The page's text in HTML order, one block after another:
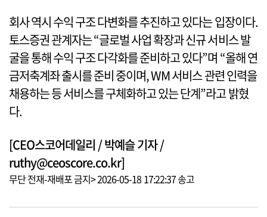
회사 역시 수익 구조 다변화를 추진하고 있다는 입장이다.
토스증권 관계자는 “글로벌 사업 확장과 신규 서비스 발
굴을 통해 수익 구조 다각화를 준비하고 있다”며 “올해 연
금저축계좌 출시를 준비 중이며, WM 서비스 관련 인력을
채용하는 등 서비스를 구체화하고 있는 단계”라고 밝혔
다.
[CEO스코어데일리 / 박예슬 기자 /
ruthy@ceoscore.co.kr]
무단 전재-재배포 금지> 2026-05-18 17:22:37 송고